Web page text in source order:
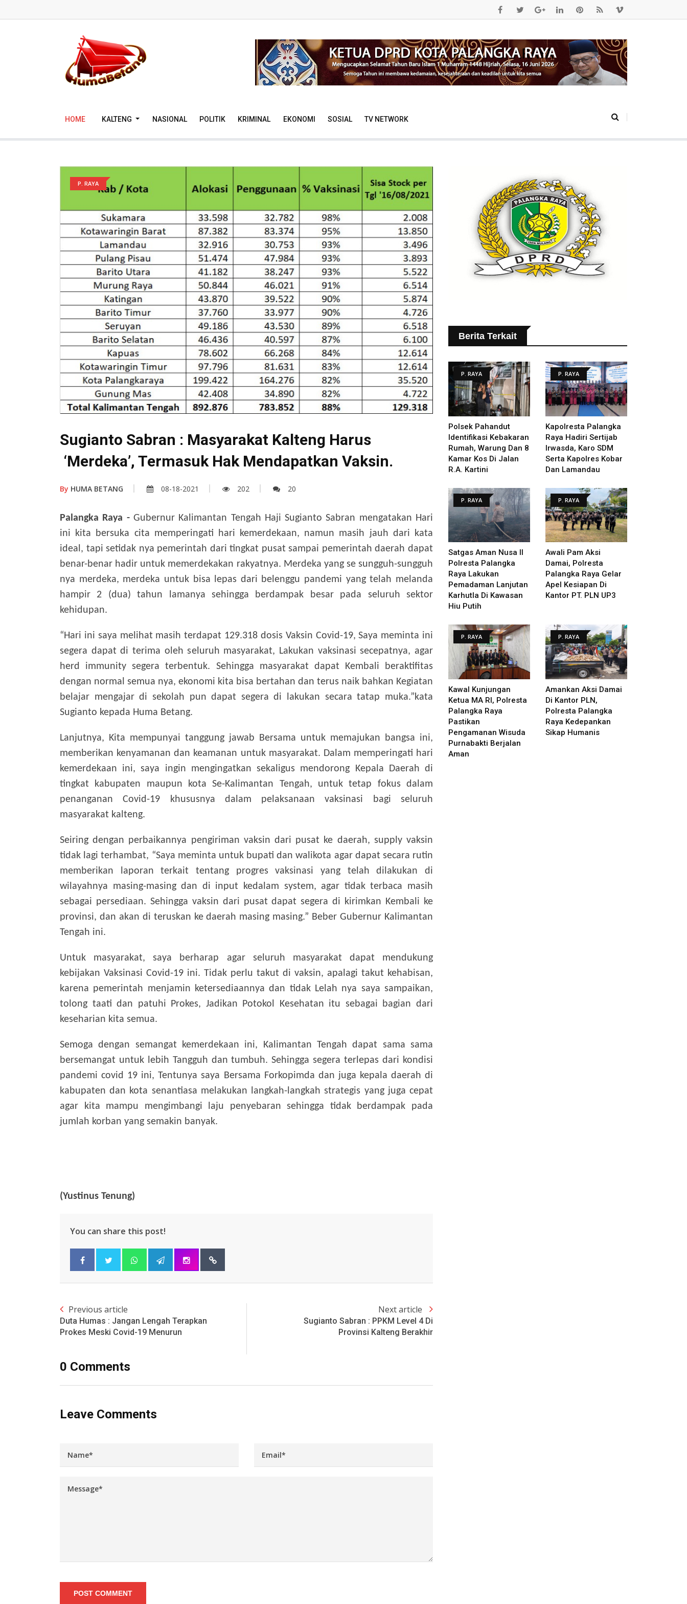
HOME KALTENG NASIONAL POLITIK KRIMINAL EKONOMI SOSIAL TV NETWORK
P. RAYA
Sugianto Sabran : Masyarakat Kalteng Harus
‘Merdeka’, Termasuk Hak Mendapatkan Vaksin.
By HUMA BETANG 08-18-2021 202 20
Palangka Raya -Gubernur Kalimantan Tengah Haji Sugianto Sabran mengatakan Hari
ini kita bersuka cita memperingati hari kemerdekaan, namun masih jauh dari kata
ideal, tapi setidak nya pemerintah dari tingkat pusat sampai pemerintah daerah dapat
benar-benar hadir untuk memerdekakan rakyatnya. Merdeka yang se sungguh-sungguh
nya merdeka, merdeka untuk bisa lepas dari belenggu pandemi yang telah melanda
hampir 2 (dua) tahun lamanya sehingga berdampak besar pada seluruh sektor
kehidupan.
“Hari ini saya melihat masih terdapat 129.318 dosis Vaksin Covid-19, Saya meminta ini
segera dapat di terima oleh seluruh masyarakat, Lakukan vaksinasi secepatnya, agar
herd immunity segera terbentuk. Sehingga masyarakat dapat Kembali beraktifitas
dengan normal semua nya, ekonomi kita bisa bertahan dan terus naik bahkan Kegiatan
belajar mengajar di sekolah pun dapat segera di lakukan secara tatap muka.”kata
Sugianto kepada Huma Betang.
Lanjutnya, Kita mempunyai tanggung jawab Bersama untuk memajukan bangsa ini,
memberikan kenyamanan dan keamanan untuk masyarakat. Dalam memperingati hari
kemerdekaan ini, saya ingin mengingatkan sekaligus mendorong Kepala Daerah di
tingkat kabupaten maupun kota Se-Kalimantan Tengah, untuk tetap fokus dalam
penanganan Covid-19 khususnya dalam pelaksanaan vaksinasi bagi seluruh
masyarakat kalteng.
Seiring dengan perbaikannya pengiriman vaksin dari pusat ke daerah, supply vaksin
tidak lagi terhambat, “Saya meminta untuk bupati dan walikota agar dapat secara rutin
memberikan laporan terkait tentang progres vaksinasi yang telah dilakukan di
wilayahnya masing-masing dan di input kedalam system, agar tidak terbaca masih
sebagai persediaan. Sehingga vaksin dari pusat dapat segera di kirimkan Kembali ke
provinsi, dan akan di teruskan ke daerah masing masing.” Beber Gubernur Kalimantan
Tengah ini.
Untuk masyarakat, saya berharap agar seluruh masyarakat dapat mendukung
kebijakan Vaksinasi Covid-19 ini. Tidak perlu takut di vaksin, apalagi takut kehabisan,
karena pemerintah menjamin ketersediaannya dan tidak Lelah nya saya sampaikan,
tolong taati dan patuhi Prokes, Jadikan Potokol Kesehatan itu sebagai bagian dari
keseharian kita semua.
Semoga dengan semangat kemerdekaan ini, Kalimantan Tengah dapat sama sama
bersemangat untuk lebih Tangguh dan tumbuh. Sehingga segera terlepas dari kondisi
pandemi covid 19 ini, Tentunya saya Bersama Forkopimda dan juga kepala daerah di
kabupaten dan kota senantiasa melakukan langkah-langkah strategis yang juga cepat
agar kita mampu mengimbangi laju penyebaran sehingga tidak berdampak pada
jumlah korban yang semakin banyak.
(Yustinus Tenung)
You can share this post!
Previous article
Duta Humas : Jangan Lengah Terapkan
Prokes Meski Covid-19 Menurun
Next article
Sugianto Sabran : PPKM Level 4 Di
Provinsi Kalteng Berakhir
0 Comments
Leave Comments
POST COMMENT
Berita Terkait
P. RAYA
Polsek Pahandut
Identifikasi Kebakaran
Rumah, Warung Dan 8
Kamar Kos Di Jalan
R.A. Kartini
P. RAYA
Kapolresta Palangka
Raya Hadiri Sertijab
Irwasda, Karo SDM
Serta Kapolres Kobar
Dan Lamandau
P. RAYA
Satgas Aman Nusa II
Polresta Palangka
Raya Lakukan
Pemadaman Lanjutan
Karhutla Di Kawasan
Hiu Putih
P. RAYA
Awali Pam Aksi
Damai, Polresta
Palangka Raya Gelar
Apel Kesiapan Di
Kantor PT. PLN UP3
P. RAYA
Kawal Kunjungan
Ketua MA RI, Polresta
Palangka Raya
Pastikan
Pengamanan Wisuda
Purnabakti Berjalan
Aman
P. RAYA
Amankan Aksi Damai
Di Kantor PLN,
Polresta Palangka
Raya Kedepankan
Sikap Humanis